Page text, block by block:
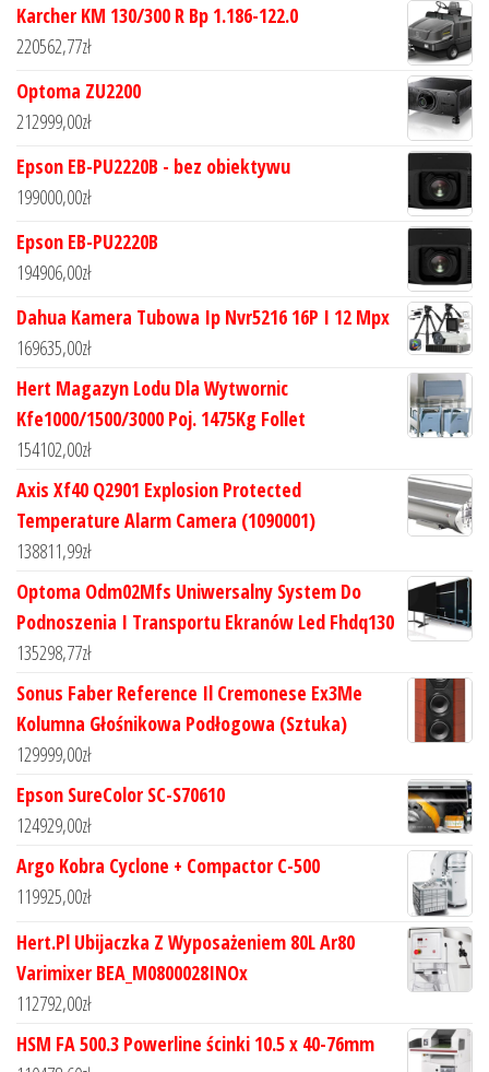
Karcher KM 130/300 R Bp 1.186-122.0
220562,77zł
Optoma ZU2200
212999,00zł
Epson EB-PU2220B - bez obiektywu
199000,00zł
Epson EB-PU2220B
194906,00zł
Dahua Kamera Tubowa Ip Nvr5216 16P I 12 Mpx
169635,00zł
Hert Magazyn Lodu Dla Wytwornic
Kfe1000/1500/3000 Poj. 1475Kg Follet
154102,00zł
Axis Xf40 Q2901 Explosion Protected
Temperature Alarm Camera (1090001)
138811,99zł
Optoma Odm02Mfs Uniwersalny System Do
Podnoszenia I Transportu Ekranów Led Fhdq130
135298,77zł
Sonus Faber Reference Il Cremonese Ex3Me
Kolumna Głośnikowa Podłogowa (Sztuka)
129999,00zł
Epson SureColor SC-S70610
124929,00zł
Argo Kobra Cyclone + Compactor C-500
119925,00zł
Hert.Pl Ubijaczka Z Wyposażeniem 80L Ar80
Varimixer BEA_M0800028INOx
112792,00zł
HSM FA 500.3 Powerline ścinki 10.5 x 40-76mm